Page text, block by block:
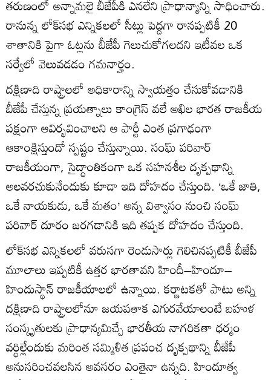
తరుణంలో అన్నామలై బీజేపీకి ఎనలేని ప్రాధాన్యాన్ని సాధించారు.
రానున్న లోక్‌సభ ఎన్నికలలో సీట్లు పెద్దగా రానప్పటికీ 20
శాతానికి పైగా ఓట్లను బీజేపీ గెలుచుకోగలదని ఇటీవల ఒక
సర్వేలో వెలువడడం గమనార్హం.
దక్షిణాది రాష్ట్రాలలో అధికారాన్ని స్వాయత్తం చేసుకోవడానికి
బీజేపీ చేస్తున్న ప్రయత్నాలు కాంగ్రెస్ వలే అఖిల భారత రాజకీయ
పక్షంగా ఆవిర్భవించాలని ఆ పార్టీ ఎంత ప్రగాఢంగా
ఆకాంక్షిస్తుందో స్పష్టం చేస్తున్నాయి. సంఘ్ పరివార్
రాజకీయంగా, సైద్ధాంతికంగా ఒక సహనశీల దృక్పథాన్ని
అలవరచుకునేందుకు కూడా ఇది దోహదం చేస్తుంది. ‘ఒకే జాతి,
ఒకే నాయకుడు, ఒకే మతం’ అన్న విశ్వాసం నుంచి సంఘ్
పరివార్ దూరం జరగడానికి ఇది తప్పక దోహదం చేస్తుంది.
లోక్‌సభ ఎన్నికలలో వరుసగా రెండుసార్లు గెలిచినప్పటికీ బీజేపీ
మూలాలు ఇప్పటికీ ఉత్తర భారతావని హిందీ–హిందూ–
హిందుస్థాన్ రాజకీయాలలో ఉన్నాయి. కర్ణాటకతో పాటు అన్ని
దక్షిణాది రాష్ట్రాలలోనూ జయపతాక ఎగురవేయాలంటే బహుళ
సంస్కృతులకు ప్రాధాన్యమిచ్చే భారతీయ నాగరికతా ధర్మం
వర్ధిల్లేందుకు మరింత సమ్మిళిత ప్రపంచ దృక్పథాన్ని బీజేపీ
అనుసరించవలసిన అవసరం ఎంతైనా ఉన్నది. హిందూత్వ